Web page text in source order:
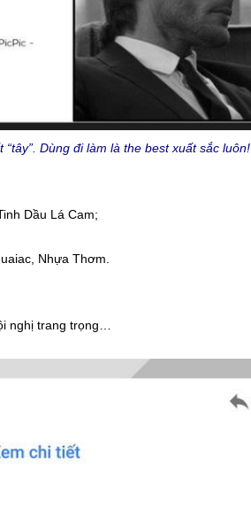
Dùng đi làm là the best xuất sắc luôn!
Dầu Lá Cam;
Nhựa Thơm.
nghị trang trọng…